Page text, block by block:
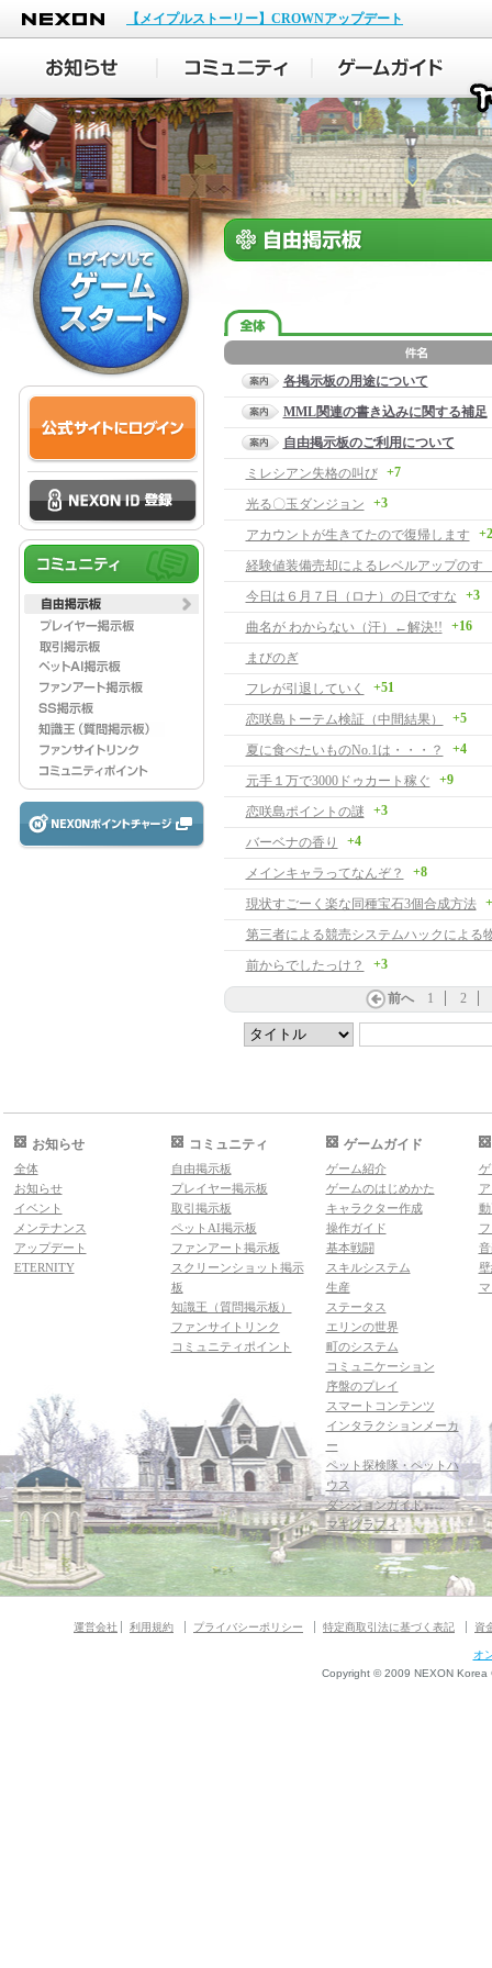
NEXON
【メイプルストーリー】CROWNアップデート
各掲示板の用途について
MML関連の書き込みに関する補足
自由掲示板のご利用について
ミレシアン失格の叫び
+7
光る〇玉ダンジョン +3
アカウントが生きてたので復帰します +2
経験値装備売却によるレベルアップのす
今日は６月７日（ロナ）の日ですな
+3
曲名が わからない（汗）←解決!! +16
まびのぎ
フレが引退していく
+51
恋咲島トーテム検証（中間結果） +5
夏に食べたいものNo.1は・・・？ +4
元手１万で3000ドゥカート稼ぐ +9
恋咲島ポイントの謎 +3
バーベナの香り +4
メインキャラってなんぞ？ +8
現状すごーく楽な同種宝石3個合成方法
前からでしたっけ？ +3
前へ 1 2
お知らせ
全体
お知らせ
イベント
メンテナンス
アップデート
ETERNITY
コミュニティ
自由掲示板
プレイヤー掲示板
取引掲示板
ペットAI掲示板
ファンアート掲示板
スクリーンショット掲示
板
知識王（質問掲示板）
ファンサイトリンク
コミュニティポイント
ゲームガイド
ゲーム紹介
ゲームのはじめかた
キャラクター作成
操作ガイド
基本戦闘
スキルシステム
生産
ステータス
エリンの世界
町のシステム
コミュニケーション
序盤のプレイ
スマートコンテンツ
インタラクションメーカ
ー
ペット探検隊・ペットハ
ウス
ダンジョンガイド
マギグラフィ
運営会社 利用規約 プライバシーポリシー 特定商取引法に基づく表記 資
オ
Copyright © 2009 NEXON Korea